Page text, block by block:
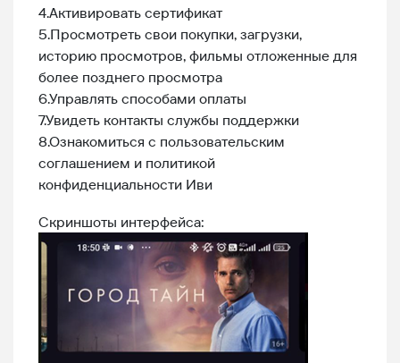
4.Активировать сертификат
5.Просмотреть свои покупки, загрузки,
историю просмотров, фильмы отложенные для
более позднего просмотра
6.Управлять способами оплаты
7.Увидеть контакты службы поддержки
8.Ознакомиться с пользовательским
соглашением и политикой
конфиденциальности Иви
Скриншоты интерфейса: